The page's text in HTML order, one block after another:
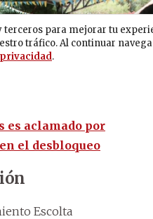
es aclamado por
el desbloqueo
Escolta